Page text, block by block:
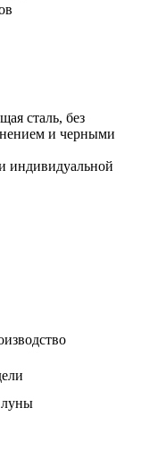
сталь, без
и черными
индивидуальной
луны